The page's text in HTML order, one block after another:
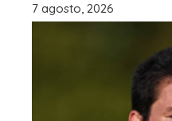
7 agosto, 2026